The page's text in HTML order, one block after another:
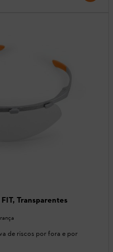
Transparentes
de riscos por fora e por